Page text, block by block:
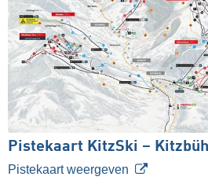
Pistekaart KitzSki –
Pistekaart weergeven